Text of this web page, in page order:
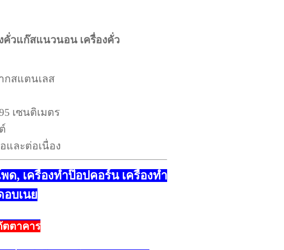
คั่วแก๊สแนวนอน เครื่องคั่ว
กสแตนเลส
เซนติเมตร
และต่อเนื่อง
ด, เครื่องทำป๊อปคอร์น เครื่องทำ
อบเนย
ตาคาร